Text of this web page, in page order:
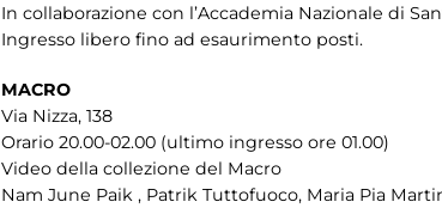
In collaborazione con l’Accademia Nazionale di
Ingresso libero fino ad esaurimento posti.
MACRO
Via Nizza, 138
Orario 20.00-02.00 (ultimo ingresso ore 01.00)
Video della collezione del Macro
Nam June Paik , Patrik Tuttofuoco, Maria Pia